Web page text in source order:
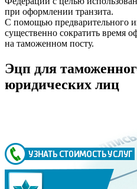
при оформлении транзита.
С помощью предварительного
существенно сократить время
на таможенном посту.
Эцп для
юридических лиц